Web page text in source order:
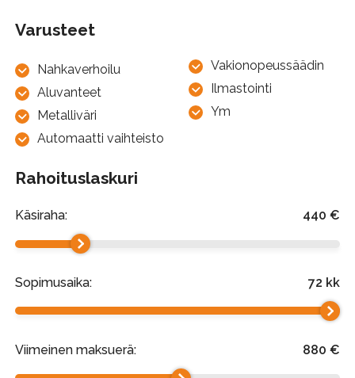
Varusteet
Nahkaverhoilu
Aluvanteet
Metalliväri
Automaatti vaihteisto
Vakionopeussäädin
Ilmastointi
Ym
Rahoituslaskuri
Käsiraha: 440 €
Sopimusaika: 72 kk
Viimeinen maksuerä: 880 €